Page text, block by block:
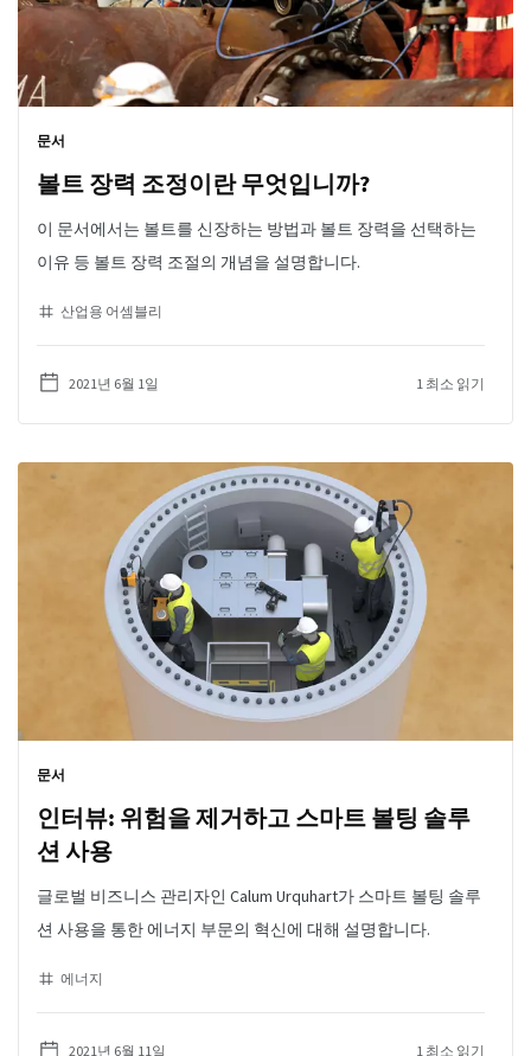
문서
볼트 장력 조정이란 무엇입니까?
이 문서에서는 볼트를 신장하는 방법과 볼트 장력을 선택하는
이유 등 볼트 장력 조절의 개념을 설명합니다.
산업용 어셈블리
2021년 6월 1일 1 최소 읽기
문서
인터뷰: 위험을 제거하고 스마트 볼팅 솔루
션 사용
글로벌 비즈니스 관리자인 Calum Urquhart가 스마트 볼팅 솔루
션 사용을 통한 에너지 부문의 혁신에 대해 설명합니다.
에너지
2021년 6월 11일 1 최소 읽기